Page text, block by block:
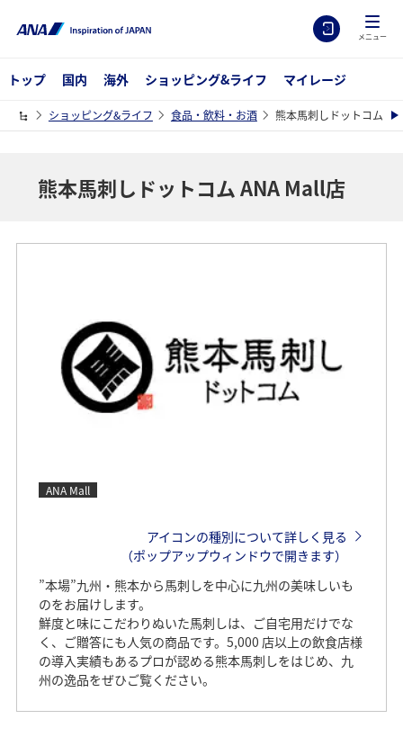
メニュー
トップ 国内 海外 ショッピング&ライフ マイレージ
ショッピング&ライフ 食品・飲料・お酒 熊本馬刺しドットコム
熊本馬刺しドットコム ANA Mall店
ANA Mall
アイコンの種別について詳しく見る
（ポップアップウィンドウで開きます）
”本場”九州・熊本から馬刺しを中心に九州の美味しいも
のをお届けします。
鮮度と味にこだわりぬいた馬刺しは、ご自宅用だけでな
く、ご贈答にも人気の商品です。5,000 店以上の飲食店様
の導入実績もあるプロが認める熊本馬刺しをはじめ、九
州の逸品をぜひご覧ください。